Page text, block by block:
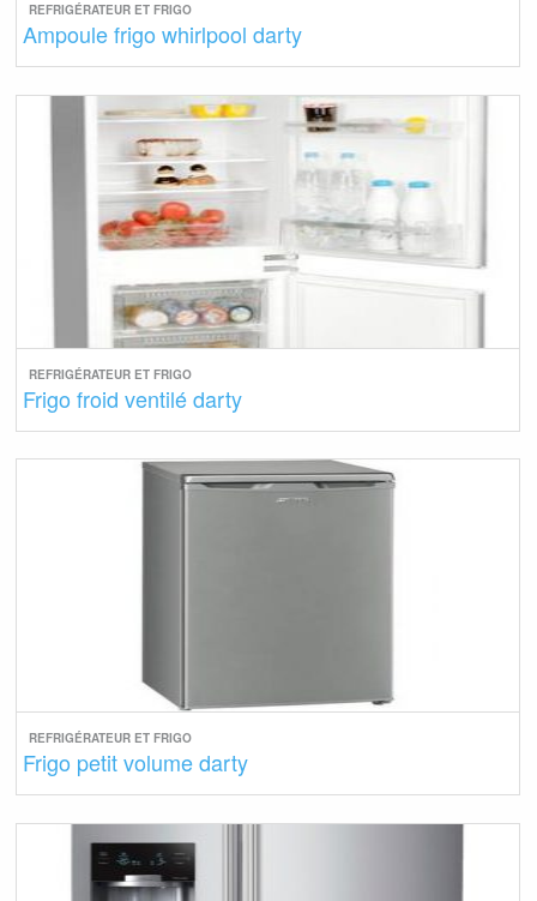
REFRIGÉRATEUR ET FRIGO
Ampoule frigo whirlpool darty
REFRIGÉRATEUR ET FRIGO
Frigo froid ventilé darty
REFRIGÉRATEUR ET FRIGO
Frigo petit volume darty